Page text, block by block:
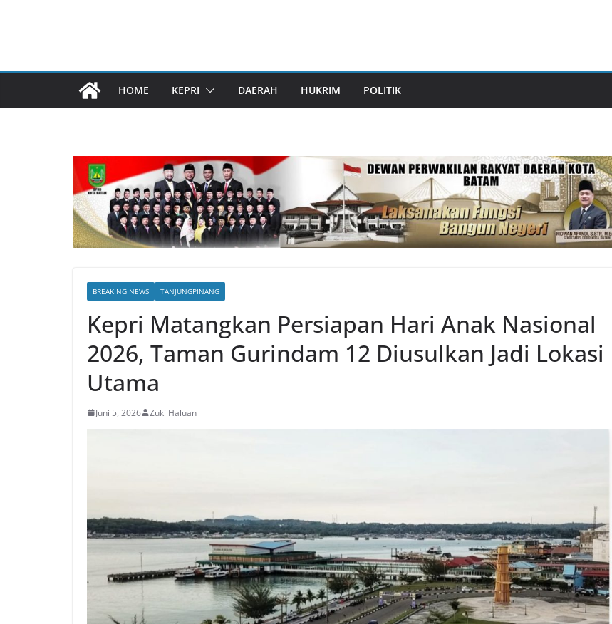
HOME KEPRI DAERAH HUKRIM POLITIK
BREAKING NEWS TANJUNGPINANG
Kepri Matangkan Persiapan Hari Anak Nasional
2026, Taman Gurindam 12 Diusulkan Jadi Lokasi
Utama
Juni 5, 2026 Zuki Haluan